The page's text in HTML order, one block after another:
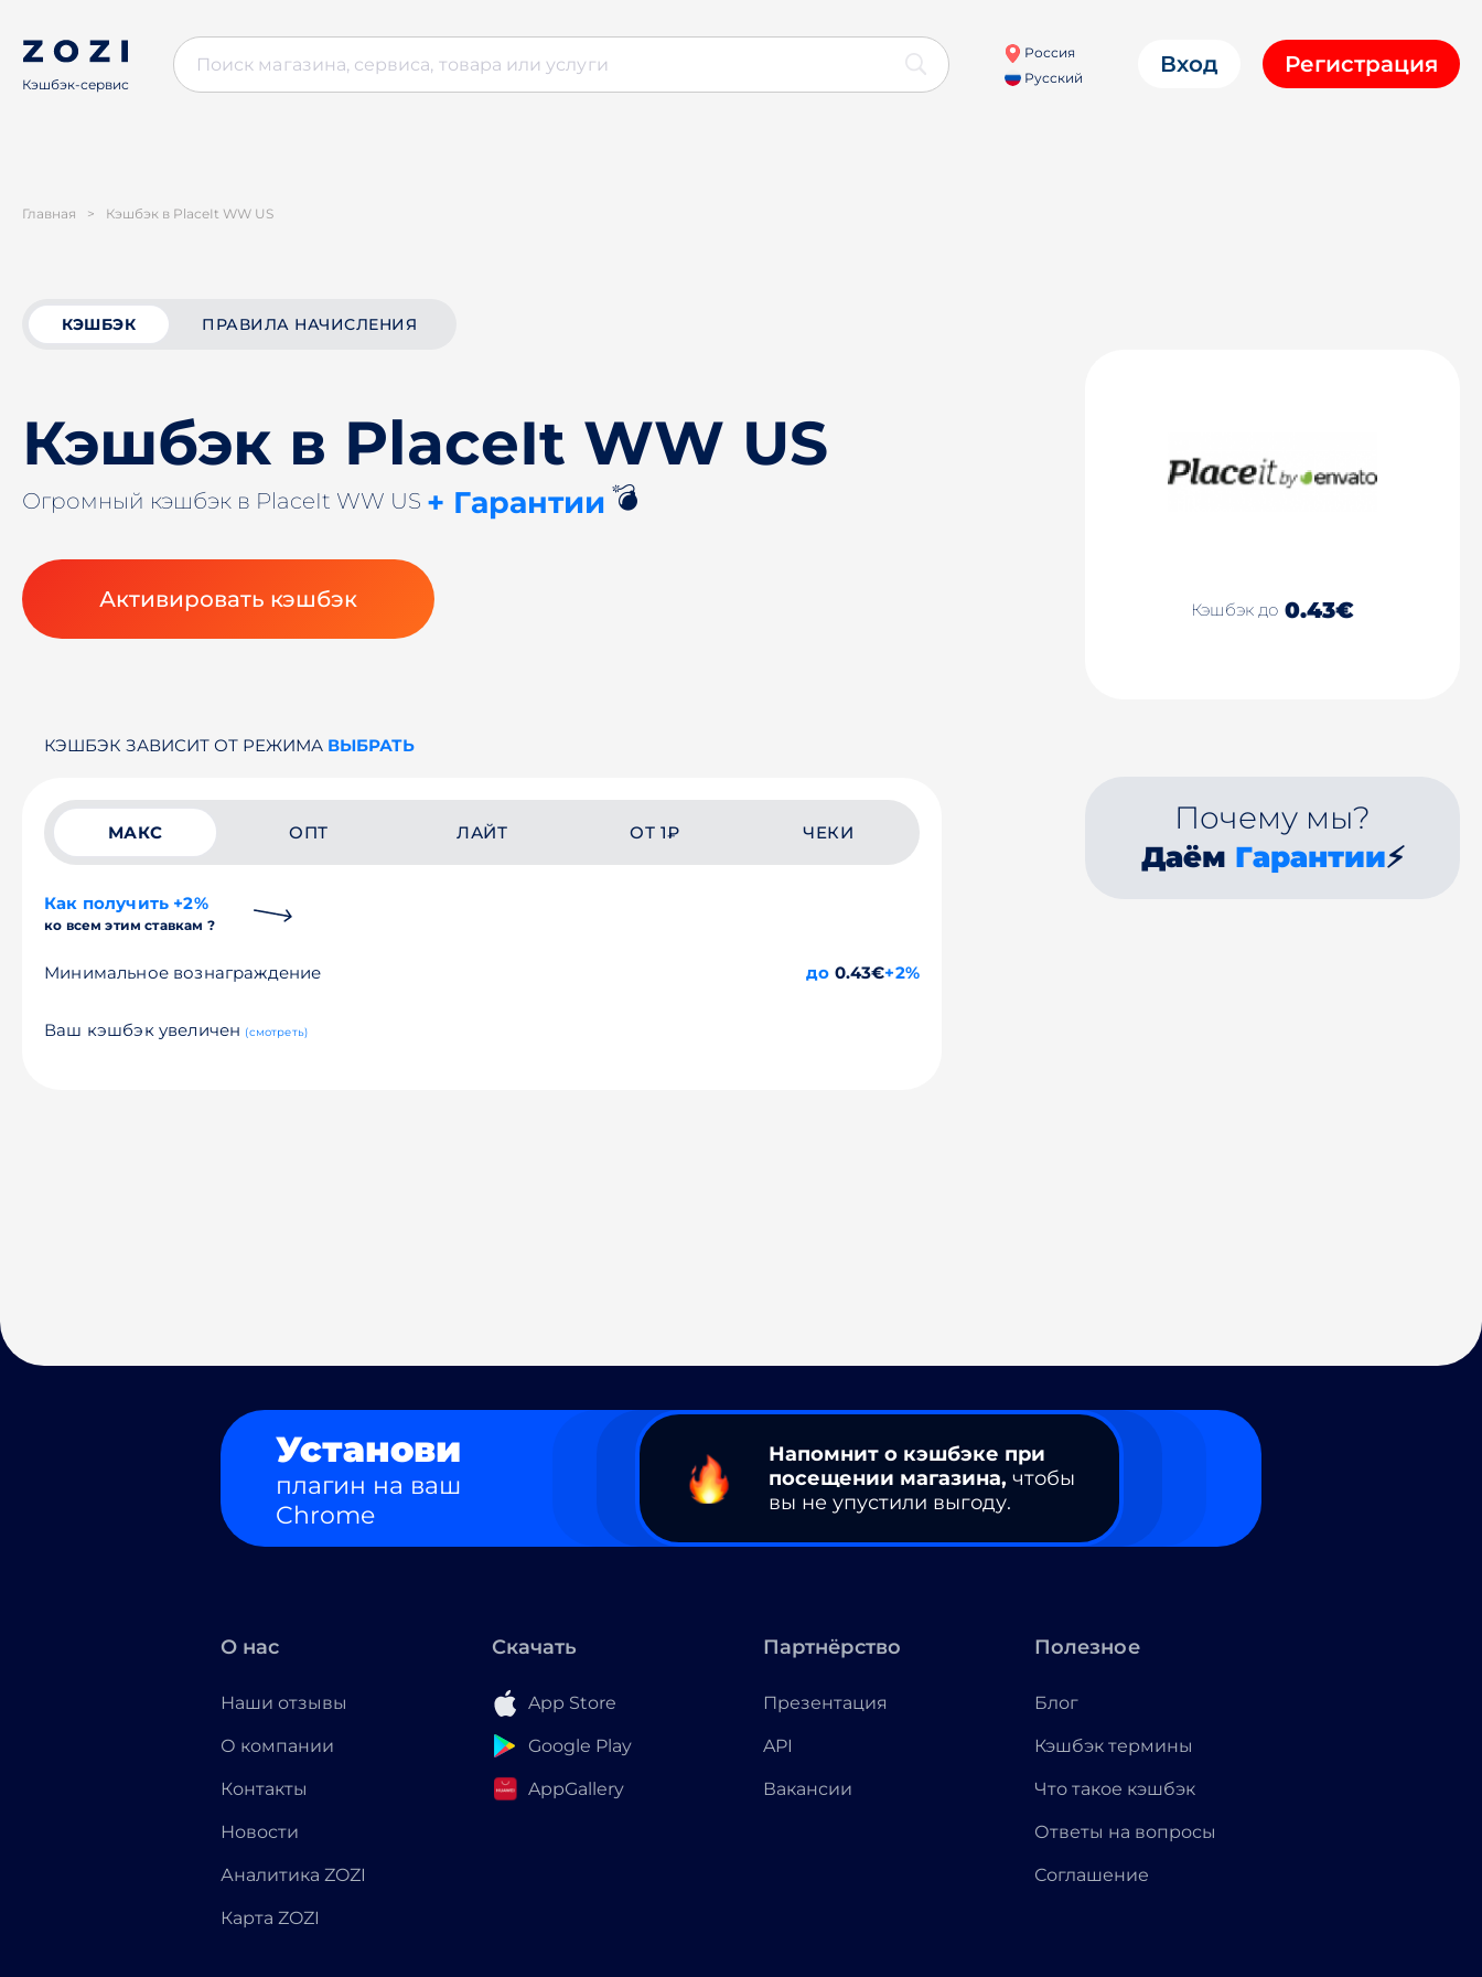
Кэшбэк-сервис
Россия
Русский
Вход Регистрация
Главная > Кэшбэк в PlaceIt WW US
КЭШБЭК ПРАВИЛА НАЧИСЛЕНИЯ
Кэшбэк в PlaceIt WW US
Огромный кэшбэк в PlaceIt WW US + Гарантии 💣
Активировать кэшбэк Кэшбэк до 0.43€
КЭШБЭК ЗАВИСИТ ОТ РЕЖИМА ВЫБРАТЬ
МАКС ОПТ ЛАЙТ ОТ 1₽ ЧЕКИ
Как получить +2%
ко всем этим ставкам ?
Минимальное вознаграждение до 0.43€+2%
Ваш кэшбэк увеличен (смотреть)
Почему мы?
Даём Гарантии⚡
Установи
плагин на ваш
Chrome
Напомнит о кэшбэке при
посещении магазина, чтобы
вы не упустили выгоду.
О нас
Наши отзывы
О компании
Контакты
Новости
Аналитика ZOZI
Карта ZOZI
Скачать
App Store
Google Play
AppGallery
Партнёрство
Презентация
API
Вакансии
Полезное
Блог
Кэшбэк термины
Что такое кэшбэк
Ответы на вопросы
Соглашение